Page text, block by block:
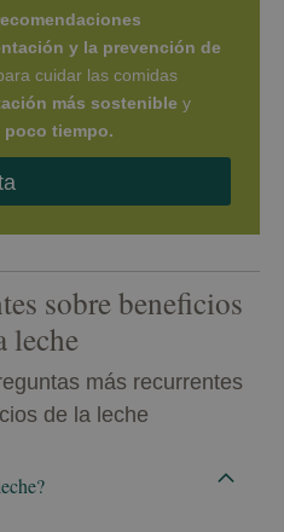
y la prevención de
cuidar las comidas
más sostenible y
tiempo.
sobre beneficios
leche
más recurrentes
de la leche